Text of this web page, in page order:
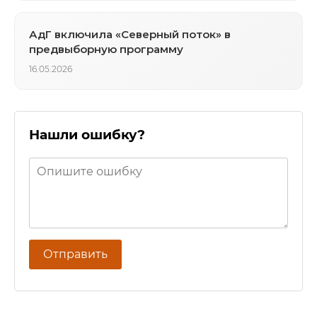
АдГ включила «Северный поток» в
предвыборную программу
16.05.2026
Нашли ошибку?
Отправить